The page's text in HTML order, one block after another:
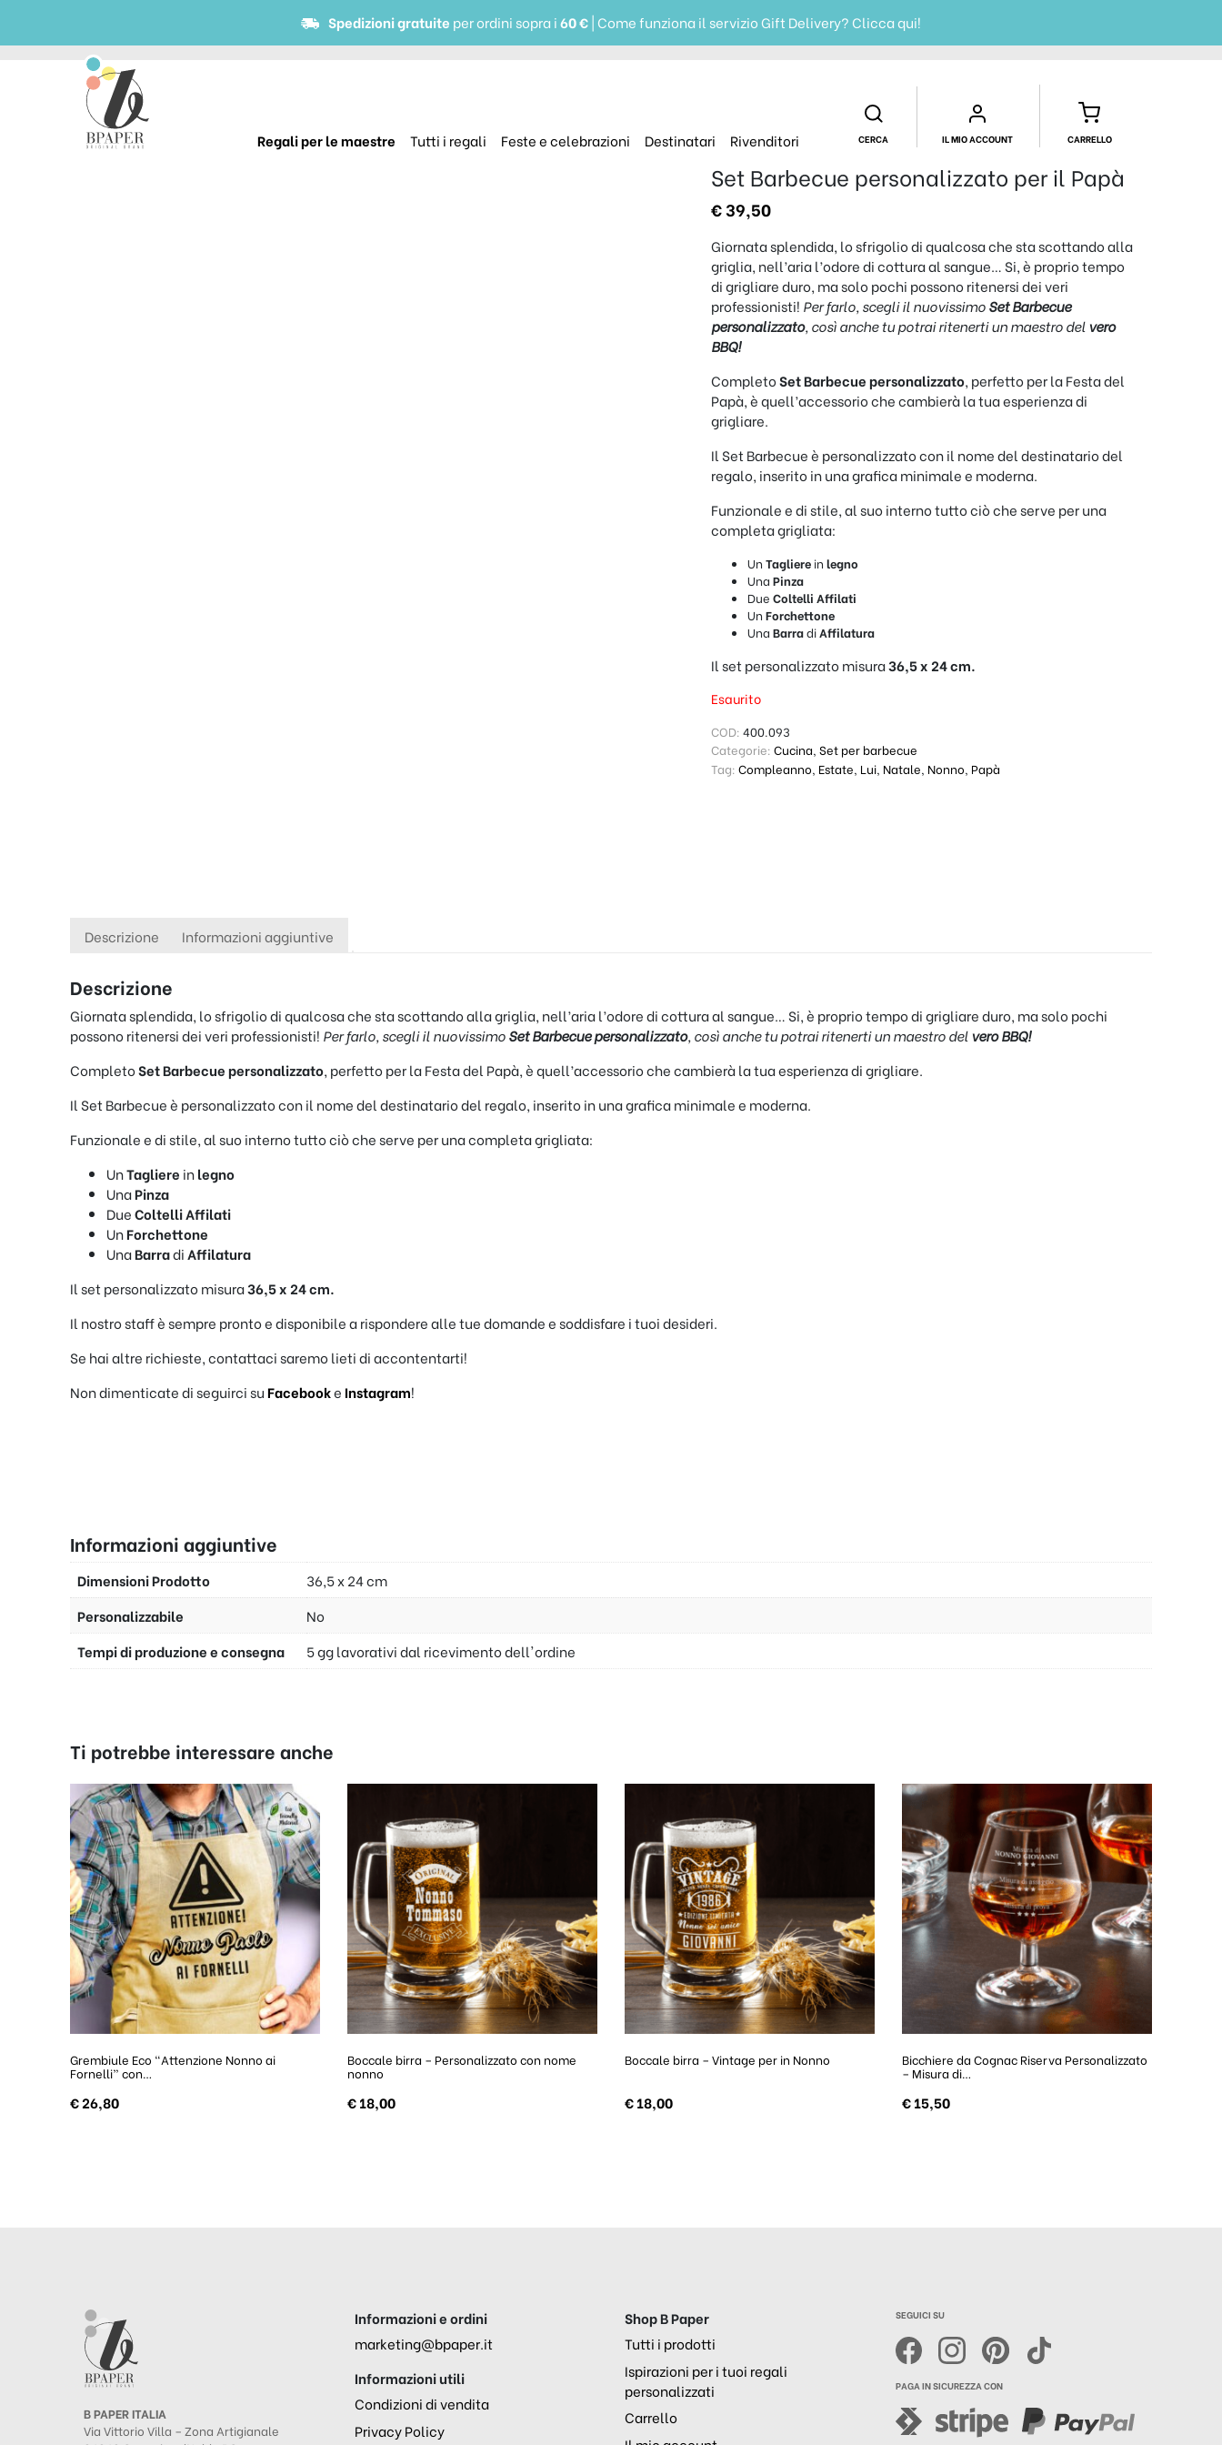
Spedizioni gratuite per ordini sopra i60 €| Come funziona il servizio Gift Delivery? Clicca qui!
Regali per le maestre Tutti i regali Feste e celebrazioni Destinatari Rivenditori CERCA IL MIO ACCOUNT CARRELLO
Set Barbecue personalizzato per il Papà
€39,50
Giornata splendida, lo sfrigolio di qualcosa che sta scottando alla
griglia, nell’aria l’odore di cottura al sangue… Si, è proprio tempo
di grigliare duro, ma solo pochi possono ritenersi dei veri
professionisti! Per farlo, scegli il nuovissimoSet Barbecue
personalizzato, così anche tu potrai ritenerti un maestro del vero
BBQ!
CompletoSet Barbecue personalizzato, perfetto per la Festa del
Papà, è quell’accessorio che cambierà la tua esperienza di
grigliare.
Il Set Barbecue è personalizzato con il nome del destinatario del
regalo, inserito in una grafica minimale e moderna.
Funzionale e di stile, al suo interno tutto ciò che serve per una
completa grigliata:
Un Tagliere in legno
Una Pinza
Due Coltelli Affilati
Un Forchettone
Una BarradiAffilatura
Il set personalizzato misura36,5 x 24 cm.
Esaurito
COD: 400.093
Categorie: Cucina,Set per barbecue
Tag: Compleanno Estate Lui Natale Nonno Papà
Descrizione Informazioni aggiuntive
Descrizione
Giornata splendida, lo sfrigolio di qualcosa che sta scottando alla griglia, nell’aria l’odore di cottura al sangue… Si, è proprio tempo di grigliare duro, ma solo pochi
possono ritenersi dei veri professionisti! Per farlo, scegli il nuovissimoSet Barbecue personalizzato, così anche tu potrai ritenerti un maestro del vero BBQ!
CompletoSet Barbecue personalizzato, perfetto per la Festa del Papà, è quell’accessorio che cambierà la tua esperienza di grigliare.
Il Set Barbecue è personalizzato con il nome del destinatario del regalo, inserito in una grafica minimale e moderna.
Funzionale e di stile, al suo interno tutto ciò che serve per una completa grigliata:
UnTagliere inlegno
UnaPinza
DueColtelli Affilati
UnForchettone
UnaBarradiAffilatura
Il set personalizzato misura36,5 x 24 cm.
Il nostro staff è sempre pronto e disponibile a rispondere alle tue domande e soddisfare i tuoi desideri.
Se hai altre richieste, contattaci saremo lieti di accontentarti!
Non dimenticate di seguirci suFacebooke Instagram!
Informazioni aggiuntive
Dimensioni Prodotto
36,5 x 24 cm
Personalizzabile
No
Tempi di produzione e consegna
5 gg lavorativi dal ricevimento dell'ordine
Ti potrebbe interessare anche
Grembiule Eco “Attenzione Nonno ai
Fornelli” con…
€26,80
Boccale birra – Personalizzato con nome
nonno
€18,00
Boccale birra – Vintage per in Nonno
€18,00
Bicchiere da Cognac Riserva Personalizzato
– Misura di…
€15,50
B PAPER ITALIA
Via Vittorio Villa – Zona Artigianale
Informazioni e ordini
marketing@bpaper.it
Informazioni utili
Condizioni di vendita
Privacy Policy
Shop B Paper
Tutti i prodotti
Ispirazioni per i tuoi regali
personalizzati
Carrello
SEGUICI SU
PAGA IN SICUREZZA CON